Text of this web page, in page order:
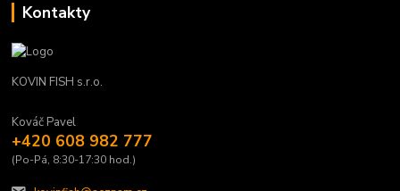
Kontakty
KOVIN FISH s.r.o.
Kováč Pavel
+420 608 982 777
(Po-Pá, 8:30-17:30 hod.)